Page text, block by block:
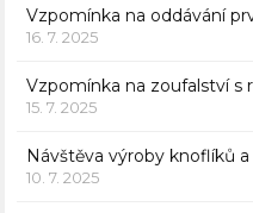
Vzpomínka na oddávání
16. 7. 2025
Vzpomínka na zoufalství s
15. 7. 2025
Návštěva výroby knoflíků
10. 7. 2025